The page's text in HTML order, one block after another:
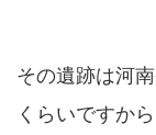
その遺跡は河
くらいですか